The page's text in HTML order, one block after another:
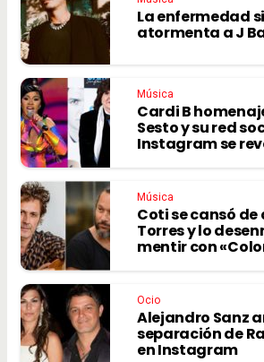
La enfermedad
atormenta a J
Música
Cardi B
Sesto y su red
Instagram se
Música
Coti se cansó de
Torres y lo
mentir con
Ocio
Alejandro Sanz
separación de
en Instagram